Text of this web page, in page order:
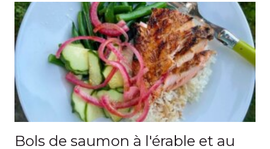
Bols de saumon à l'érable et au